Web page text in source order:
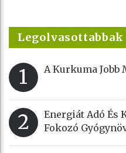
Legolvasottabbak
1 A Kurkuma Jobb
2
Energiát Adó És
Fokozó